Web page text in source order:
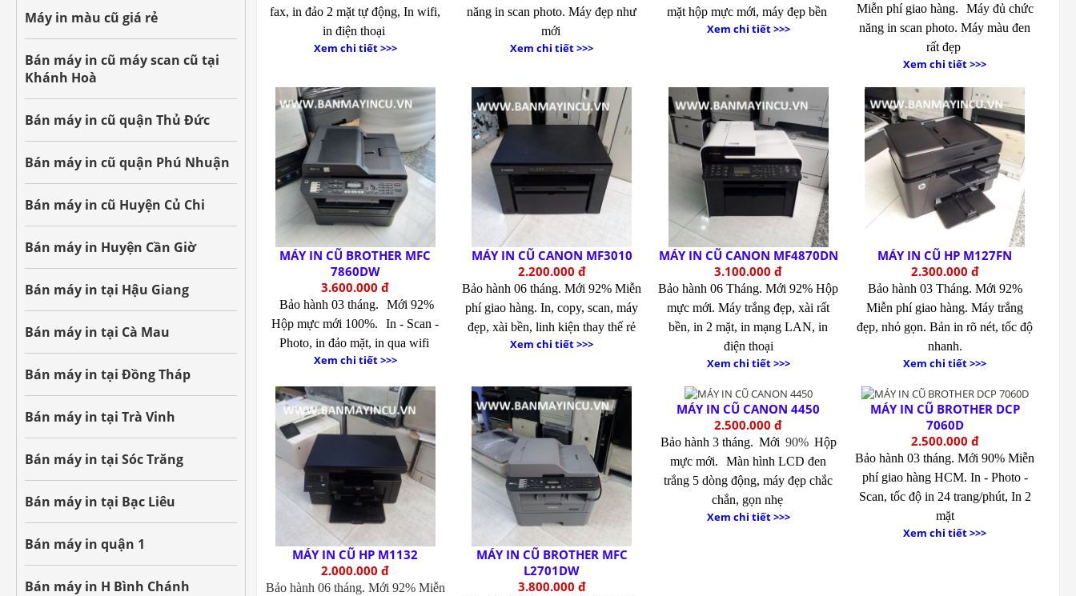
fax, in đảo 2 mặt tự động, In wifi,
in điện thoại
Xem chi tiết >>>
năng in scan photo. Máy đẹp như
mới
Xem chi tiết >>>
mặt hộp mực mới, máy đẹp bền
Xem chi tiết >>>
Miễn phí giao hàng.
Máy đủ chức
năng in scan photo. Máy màu đen
rất đẹp
Xem chi tiết >>>
MÁY IN CŨ BROTHER MFC
7860DW
3.600.000 đ
Bảo hành 03 tháng.
Mới 92%
Hộp mực mới 100%.
In - Scan -
Photo, in đảo mặt, in qua wifi
Xem chi tiết >>>
MÁY IN CŨ CANON MF3010
2.200.000 đ
Bảo hành 06 tháng.Mới 92% Miễn
phí giao hàng.In, copy, scan, máy
đẹp, xài bền, linh kiện thay thế rẻ
Xem chi tiết >>>
MÁY IN CŨ CANON MF4870DN
3.100.000 đ
Bảo hành 06 Tháng.Mới 92% Hộp
mực mới.Máy trắng đẹp, xài rất
bền, in 2 mặt, in mạng LAN, in
điện thoại
Xem chi tiết >>>
MÁY IN CŨ HP M127FN
2.300.000 đ
Bảo hành 03 Tháng. Mới 92%
Miễn phí giao hàng.Máy trắng
đẹp, nhỏ gọn. Bản in rõ nét, tốc độ
nhanh.
Xem chi tiết >>>
MÁY IN CŨ HP M1132
2.000.000 đ
Bảo hành 06 tháng. Mới 92% Miễn
MÁY IN CŨ BROTHER MFC
L2701DW
3.800.000 đ
MÁY IN CŨ CANON 4450
2.500.000 đ
Bảo hành 3 tháng. Mới 90% Hộp
mực mới.
Màn hình LCD đen
trắng 5 dòng động, máy đẹp chắc
chắn, gọn nhẹ
Xem chi tiết >>>
MÁY IN CŨ BROTHER DCP
7060D
2.500.000 đ
Bảo hành 03 tháng.Mới 90% Miễn
phí giao hàng HCM. In - Photo -
Scan, tốc độ in 24 trang/phút, In 2
mặt
Xem chi tiết >>>
Máy in màu cũ giá rẻ
Bán máy in cũ máy scan cũ tại
Khánh Hoà
Bán máy in cũ quận Thủ Đức
Bán máy in cũ quận Phú Nhuận
Bán máy in cũ Huyện Củ Chi
Bán máy in Huyện Cần Giờ
Bán máy in tại Hậu Giang
Bán máy in tại Cà Mau
Bán máy in tại Đồng Tháp
Bán máy in tại Trà Vinh
Bán máy in tại Sóc Trăng
Bán máy in tại Bạc Liêu
Bán máy in quận 1
Bán máy in H Bình Chánh